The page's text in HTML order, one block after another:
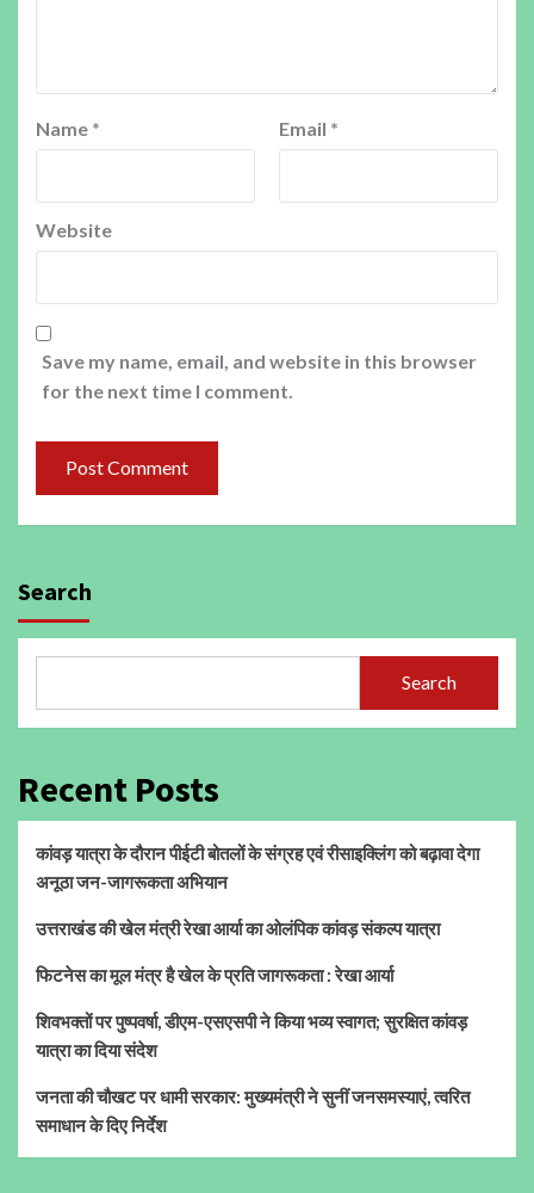
Name * Email *
Website
Save my name, email, and website in this browser
for the next time I comment.
Search
Search
Recent Posts
कांवड़ यात्रा के दौरान पीईटी बोतलों के संग्रह एवं रीसाइक्लिंग को बढ़ावा देगा
अनूठा जन-जागरूकता अभियान
उत्तराखंड की खेल मंत्री रेखा आर्या का ओलंपिक कांवड़ संकल्प यात्रा
फिटनेस का मूल मंत्र है खेल के प्रति जागरूकता : रेखा आर्या
शिवभक्तों पर पुष्पवर्षा, डीएम-एसएसपी ने किया भव्य स्वागत; सुरक्षित कांवड़
यात्रा का दिया संदेश
जनता की चौखट पर धामी सरकार: मुख्यमंत्री ने सुनीं जनसमस्याएं, त्वरित
समाधान के दिए निर्देश